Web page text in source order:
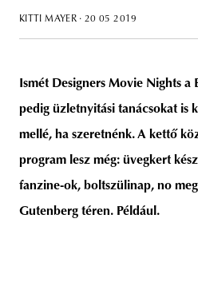
budapest poland
KITTI MAYER· 20 05 2019
Ismét Designers Movie Nights a
pedig üzletnyitási tanácsokat is
mellé, ha szeretnénk. A kettő
program lesz még: üvegkert
fanzine-ok, boltszülinap, no
Gutenberg téren. Például.